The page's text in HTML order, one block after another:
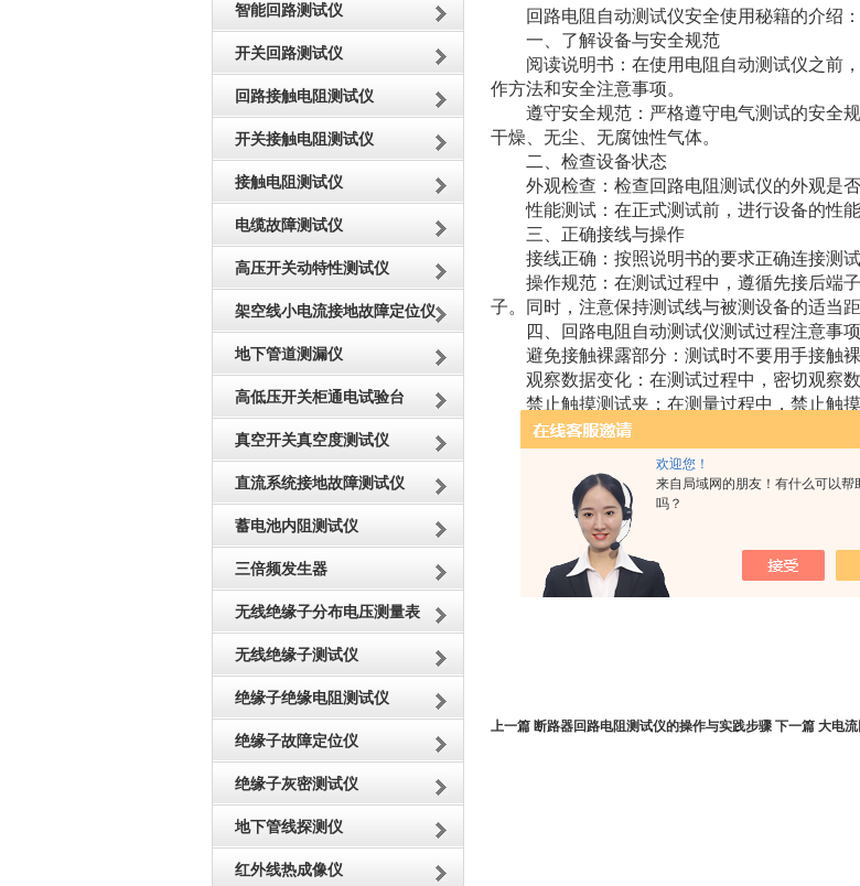
欢迎您！
来自局域网的朋友！有什么可以帮
吗？
智能回路测试仪
开关回路测试仪
回路接触电阻测试仪
开关接触电阻测试仪
接触电阻测试仪
电缆故障测试仪
高压开关动特性测试仪
架空线小电流接地故障定位仪
地下管道测漏仪
高低压开关柜通电试验台
真空开关真空度测试仪
直流系统接地故障测试仪
蓄电池内阻测试仪
三倍频发生器
无线绝缘子分布电压测量表
无线绝缘子测试仪
绝缘子绝缘电阻测试仪
绝缘子故障定位仪
绝缘子灰密测试仪
地下管线探测仪
红外线热成像仪
回路电阻自动测试仪安全使用秘籍的介绍：
一、了解设备与安全规范
阅读说明书：在使用电阻自动测试仪之前，
作方法和安全注意事项。
遵守安全规范：严格遵守电气测试的安全规
干燥、无尘、无腐蚀性气体。
二、检查设备状态
外观检查：检查回路电阻测试仪的外观是否
性能测试：在正式测试前，进行设备的性能
三、正确接线与操作
接线正确：按照说明书的要求正确连接测试
操作规范：在测试过程中，遵循先接后端子
子。同时，注意保持测试线与被测设备的适当
四、
回路电阻自动测试仪测试过程注意事项
避免接触裸露部分：测试时不要用手接触裸
观察数据变化：在测试过程中，密切观察数
禁止触摸测试夹：在测量过程中，禁止触摸
五、测试结束后的处理
断开电源：测试结束后，及时断开电源，并
整理现场：清理测试现场，将设备放回原位
记录数据：将测试结果记录在案，以便后续
六、回路电阻自动测试仪定期维护与保养
定期检查：定期对回路电阻测试仪进行检查
清洁保养：保持设备的清洁卫生，避免灰尘
上一篇 断路器回路电阻测试仪的操作与实践步骤 下一篇 大电